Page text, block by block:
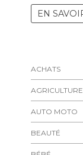
EN
ACHATS
AGRICULTURE
AUTO MOTO
BEAUTÉ